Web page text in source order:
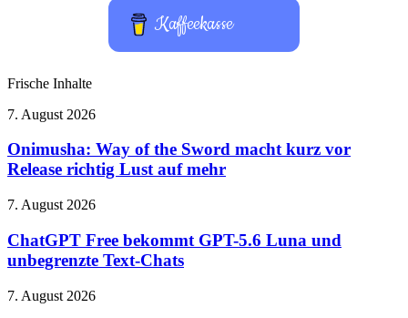
Kaffeekasse
Frische Inhalte
Onimusha:
of
the
Sword
kurz
Release
richtig
auf
7. August 2026
Onimusha: Way of the Sword macht kurz vor
Release richtig Lust auf mehr
ChatGPT
bekommt
GPT-
5.6
und
7. August 2026
ChatGPT Free bekommt GPT-5.6 Luna und
unbegrenzte Text-Chats
Primetime:
7. August 2026